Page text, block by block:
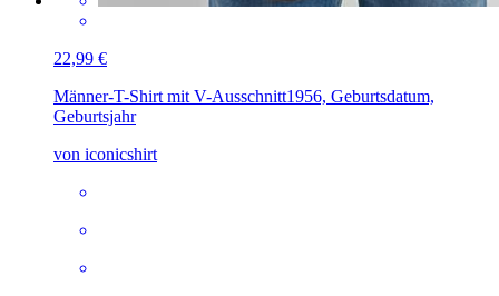
22,99 €
Männer-T-Shirt mit V-Ausschnitt1956, Geburtsdatum,
Geburtsjahr
von iconicshirt